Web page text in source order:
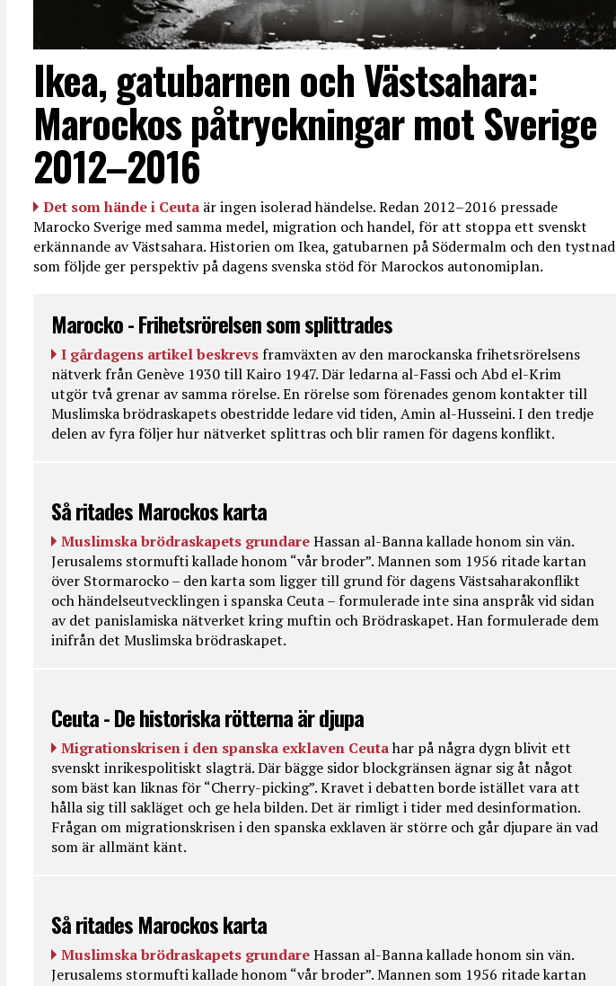
Ikea, gatubarnen och Västsahara:
Marockos påtryckningar mot Sverige
2012–2016
Det som hände i Ceuta är ingen isolerad händelse. Redan 2012–2016 pressade
Marocko Sverige med samma medel, migration och handel, för att stoppa ett svenskt
erkännande av Västsahara. Historien om Ikea, gatubarnen på Södermalm och den tystnad
som följde ger perspektiv på dagens svenska stöd för Marockos autonomiplan.
Marocko - Frihetsrörelsen som splittrades
I gårdagens artikel beskrevs framväxten av den marockanska frihetsrörelsens
nätverk från Genève 1930 till Kairo 1947. Där ledarna al-Fassi och Abd el-Krim
utgör två grenar av samma rörelse. En rörelse som förenades genom kontakter till
Muslimska brödraskapets obestridde ledare vid tiden, Amin al-Husseini. I den tredje
delen av fyra följer hur nätverket splittras och blir ramen för dagens konflikt.
Så ritades Marockos karta
Muslimska brödraskapets grundareHassan al-Banna kallade honom sin vän.
Jerusalems stormufti kallade honom “vår broder”. Mannen som 1956 ritade kartan
över Stormarocko – den karta som ligger till grund för dagens Västsaharakonflikt
och händelseutvecklingen i spanska Ceuta – formulerade inte sina anspråk vid sidan
av det panislamiska nätverket kring muftin och Brödraskapet. Han formulerade dem
inifrån det Muslimska brödraskapet.
Ceuta - De historiska rötterna är djupa
Migrationskrisen i den spanska exklaven Ceutahar på några dygn blivit ett
svenskt inrikespolitiskt slagträ. Där bägge sidor blockgränsen ägnar sig åt något
som bäst kan liknas för “Cherry-picking”. Kravet i debatten borde istället vara att
hålla sig till sakläget och ge hela bilden. Det är rimligt i tider med desinformation.
Frågan om migrationskrisen i den spanska exklaven är större och går djupare än vad
som är allmänt känt.
Så ritades Marockos karta
Muslimska brödraskapets grundareHassan al-Banna kallade honom sin vän.
Jerusalems stormufti kallade honom “vår broder”. Mannen som 1956 ritade kartan